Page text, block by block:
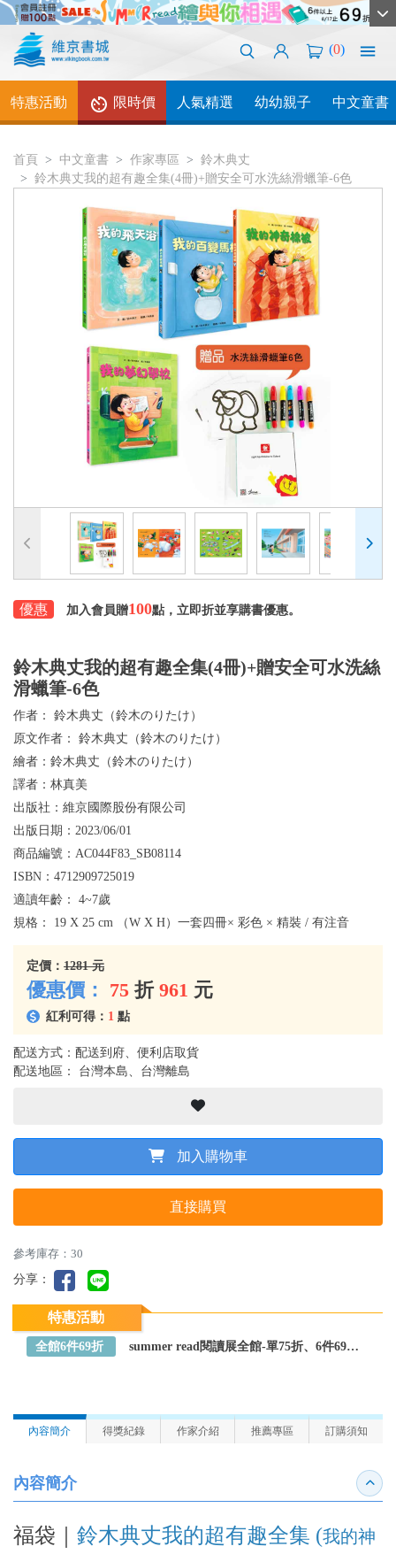
(0)
特惠活動 限時價 人氣精選 幼幼親子 中文童書
首頁 中文童書 作家專區
鈴木典丈
鈴木典丈我的超有趣全集(4冊)+贈安全可水洗絲滑蠟筆-6色
優惠 加入會員贈100點，立即折並享購書優惠。
鈴木典丈我的超有趣全集(4冊)+贈安全可水洗絲
滑蠟筆-6色
作者： 鈴木典丈（鈴木のりたけ）
原文作者： 鈴木典丈（鈴木のりたけ）
繪者： 鈴木典丈（鈴木のりたけ）
譯者： 林真美
出版社： 維京國際股份有限公司
出版日期： 2023/06/01
商品編號： AC044F83_SB08114
ISBN： 4712909725019
適讀年齡： 4~7歲
規格： 19 X 25 cm （W X H）一套四冊× 彩色 × 精裝 / 有注音
定價： 1281 元
優惠價： 75 折 961 元
紅利可得： 1 點
配送方式：配送到府、便利店取貨
配送地區： 台灣本島、台灣離島
加入購物車
直接購買
參考庫存：30
分享：
特惠活動
全館6件69折 summer read閱讀展全館-單75折、6件69折～全館任選
內容簡介 得獎紀錄 作家介紹 推薦專區 訂購須知
內容簡介 收合
福袋｜ 鈴木典丈我的超有趣全集 (我的神